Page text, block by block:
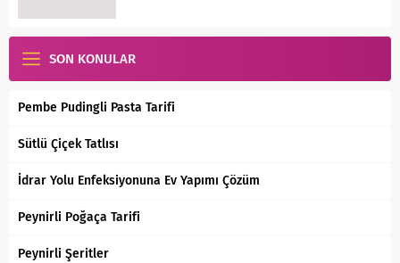
SON KONULAR
Pembe Pudingli Pasta Tarifi
Sütlü Çiçek Tatlısı
İdrar Yolu Enfeksiyonuna Ev Yapımı Çözüm
Peynirli Poğaça Tarifi
Peynirli Şeritler